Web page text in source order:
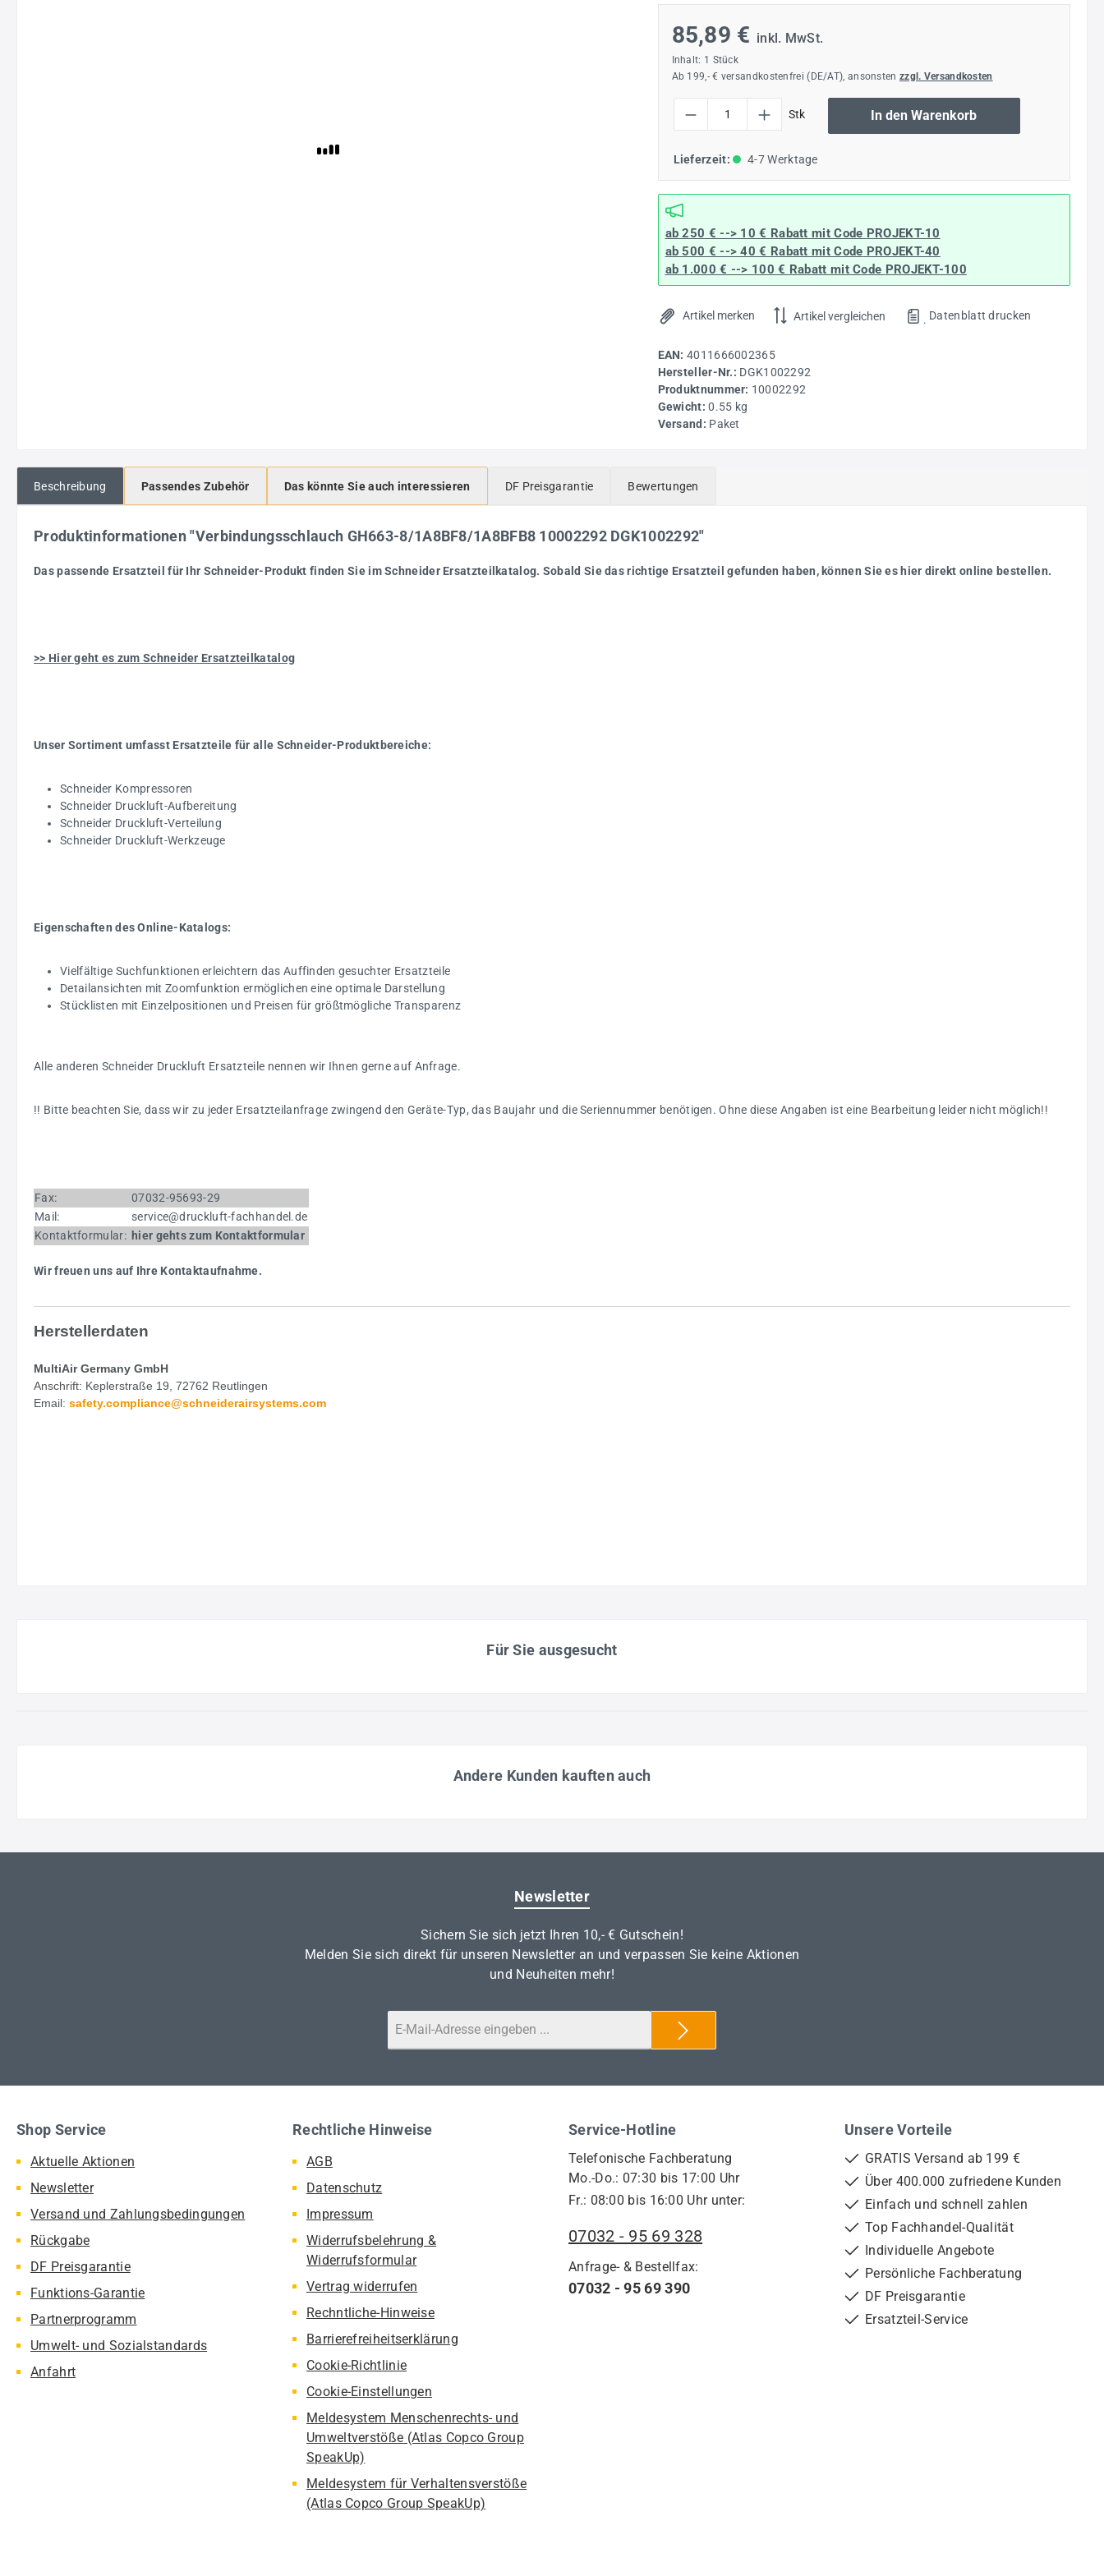
85,89 € inkl. MwSt.
Inhalt: 1 Stück
Ab 199,- € versandkostenfrei (DE/AT), ansonsten zzgl. Versandkosten
Stk In den Warenkorb
Lieferzeit: 4-7 Werktage
ab 250 € --> 10 € Rabatt mit Code PROJEKT-10
ab 500 € --> 40 € Rabattmit Code PROJEKT-40
ab 1.000 € --> 100 € Rabatt mit Code PROJEKT-100
Artikel merken Artikel vergleichen . Datenblatt drucken
EAN: 4011666002365
Hersteller-Nr.: DGK1002292
Produktnummer: 10002292
Gewicht:0.55 kg
Versand: Paket
Beschreibung Passendes Zubehör Das könnte Sie auch interessieren DF Preisgarantie Bewertungen
Produktinformationen "Verbindungsschlauch GH663-8/1A8BF8/1A8BFB8 10002292 DGK1002292"
Das passende Ersatzteil für Ihr Schneider-Produkt finden Sie im Schneider Ersatzteilkatalog. Sobald Sie das richtige Ersatzteil gefunden haben, können Sie es hier direkt online bestellen.
>> Hier geht es zum Schneider Ersatzteilkatalog
Unser Sortiment umfasst Ersatzteile für alle Schneider-Produktbereiche:
Schneider Kompressoren
Schneider Druckluft-Aufbereitung
Schneider Druckluft-Verteilung
Schneider Druckluft-Werkzeuge
Eigenschaften des Online-Katalogs:
Vielfältige Suchfunktionen erleichtern das Auffinden gesuchter Ersatzteile
Detailansichten mit Zoomfunktion ermöglichen eine optimale Darstellung
Stücklisten mit Einzelpositionen und Preisen für größtmögliche Transparenz
Alle anderen Schneider Druckluft Ersatzteile nennen wir Ihnen gerne auf Anfrage.
!! Bitte beachten Sie, dass wir zu jeder Ersatzteilanfrage zwingend den Geräte-Typ, das Baujahr und die Seriennummer benötigen. Ohne diese Angaben ist eine Bearbeitung leider nicht möglich!!
Fax:
07032-95693-29
Mail:
service@druckluft-fachhandel.de
Kontaktformular: hier gehts zum Kontaktformular
Wir freuen uns auf Ihre Kontaktaufnahme.
Herstellerdaten
MultiAir Germany GmbH
Anschrift: Keplerstraße 19, 72762 Reutlingen
Email: safety.compliance@schneiderairsystems.com
Für Sie ausgesucht
Andere Kunden kauften auch
Newsletter
Sichern Sie sich jetzt Ihren 10,- € Gutschein!
Melden Sie sich direkt für unseren Newsletter an und verpassen Sie keine Aktionen
und Neuheiten mehr!
Service-Hotline
Telefonische Fachberatung
Mo.-Do.: 07:30 bis 17:00 Uhr
Fr.: 08:00 bis 16:00 Uhr unter:
07032 - 95 69 328
Anfrage- & Bestellfax:
07032 - 95 69 390
Shop Service
Aktuelle Aktionen
Newsletter
Versand und Zahlungsbedingungen
Rückgabe
DF Preisgarantie
Funktions-Garantie
Partnerprogramm
Umwelt- und Sozialstandards
Anfahrt
Rechtliche Hinweise
AGB
Datenschutz
Impressum
Widerrufsbelehrung &
Widerrufsformular
Vertrag widerrufen
Rechntliche-Hinweise
Barrierefreiheitserklärung
Cookie-Richtlinie
Cookie-Einstellungen
Meldesystem Menschenrechts- und
Umweltverstöße (Atlas Copco Group
SpeakUp)
Meldesystem für Verhaltensverstöße
(Atlas Copco Group SpeakUp)
Unsere Vorteile
GRATIS Versand ab 199 €
Über 400.000 zufriedene Kunden
Einfach und schnell zahlen
Top Fachhandel-Qualität
Individuelle Angebote
Persönliche Fachberatung
DF Preisgarantie
Ersatzteil-Service